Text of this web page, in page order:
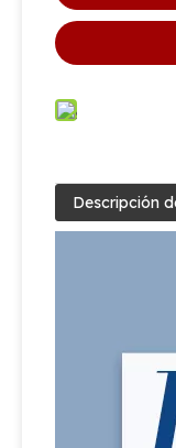
Descripción